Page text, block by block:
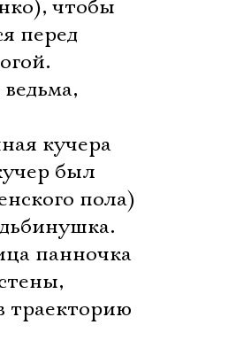
чтобы
перед
кучера
был
пола)
панночка 
траекторию